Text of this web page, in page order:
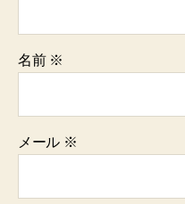
名前 ※
メール ※